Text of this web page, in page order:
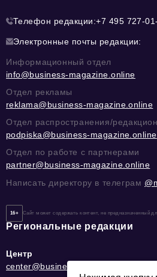
Телефон редакции:+7 495 727-
Электронные почты редакции:
Информационный отдел
info@business-magazine.online
Отдел рекламы
reklama@business-magazine.online
Отдел распространения/
podpiska@business-magazine.online
Отдел по работе с партнерами
partner@business-magazine.online
Написать директору в телеграм
16+ Сайт может содержать контент, не предназначенный
Региональные редакции
Центр
center@business-magazine.online